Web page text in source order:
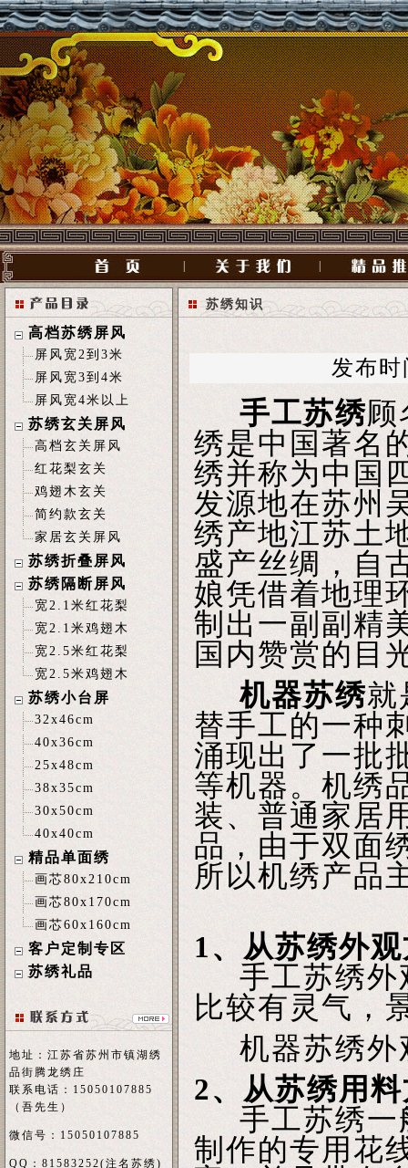
高档苏绣屏风
屏风宽2到3米
屏风宽3到4米
屏风宽4米以上
苏绣玄关屏风
高档玄关屏风
红花梨玄关
鸡翅木玄关
简约款玄关
家居玄关屏风
苏绣折叠屏风
苏绣隔断屏风
宽2.1米红花梨
宽2.1米鸡翅木
宽2.5米红花梨
宽2.5米鸡翅木
苏绣小台屏
32x46cm
40x36cm
25x48cm
38x35cm
30x50cm
40x40cm
精品单面绣
画芯80x210cm
画芯80x170cm
画芯60x160cm
客户定制专区
苏绣礼品
地址：江苏省苏州市镇湖绣
品街腾龙绣庄
联系电话：15050107885
（吾先生）
微信号：15050107885
QQ：81583252(注名 苏绣)
苏绣知识
发布
手工苏绣顾
绣是中国著名
绣并称为中国
发源地在苏州
绣产地江苏土
盛产丝绸，自
娘凭借着地理
制出一副副精
国内赞赏的目
机器苏绣就
替手工的一种
涌现出了一批
等机器。机绣
装、普通家居
品，由于双面
所以机绣产品
1、从苏绣外
手工苏绣外
比较有灵气，
机器苏绣外
2、从苏绣用
手工苏绣一
制作的专用花